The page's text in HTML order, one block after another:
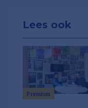
Lees ook
Premium